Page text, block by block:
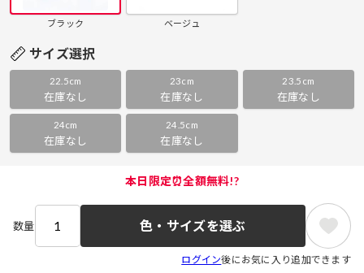
ブラック ベージュ
サイズ選択
22.5cm
在庫なし
23cm
在庫なし
23.5cm
在庫なし
24cm
在庫なし
24.5cm
在庫なし
本日限定⏰全額無料!?
数量 色・サイズを選ぶ
ログイン後にお気に入り追加できます